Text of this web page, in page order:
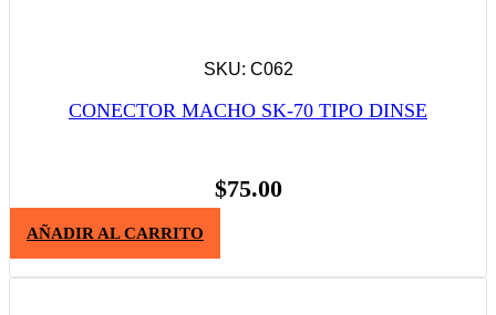
SKU: C062
CONECTOR MACHO SK-70 TIPO DINSE
$75.00
AÑADIR AL CARRITO